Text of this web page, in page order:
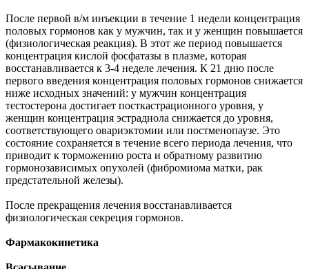
После первой в/м инъекции в течение 1 недели концентрация
половых гормонов как у мужчин, так и у женщин повышается
(физиологическая реакция). В этот же период повышается
концентрация кислой фосфатазы в плазме, которая
восстанавливается к 3-4 неделе лечения. К 21 дню после
первого введения концентрация половых гормонов снижается
ниже исходных значений: у мужчин концентрация
тестостерона достигает посткастрационного уровня, у
женщин концентрация эстрадиола снижается до уровня,
соответствующего овариэктомии или постменопаузе. Это
состояние сохраняется в течение всего периода лечения, что
приводит к торможению роста и обратному развитию
гормонозависимых опухолей (фибромиома матки, рак
предстательной железы).
После прекращения лечения восстанавливается
физиологическая секреция гормонов.
Фармакокинетика